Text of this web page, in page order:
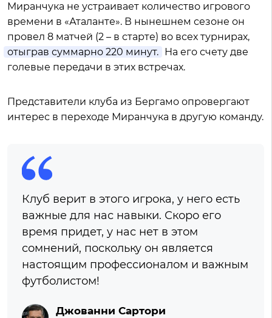
Миранчука не устраивает количество игрового
времени в «Аталанте». В нынешнем сезоне он
провел 8 матчей (2 – в старте) во всех турнирах,
отыграв суммарно 220 минут.
На его счету две
голевые передачи в этих встречах.
Представители клуба из Бергамо опровергают
интерес в переходе Миранчука в другую команду.
Клуб верит в этого игрока, у него есть
важные для нас навыки. Скоро его
время придет, у нас нет в этом
сомнений, поскольку он является
настоящим профессионалом и важным
футболистом!
Джованни Сартори